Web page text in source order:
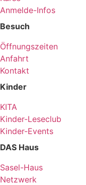
Anmelde-Infos
Besuch
Öffnungszeiten
Anfahrt
Kontakt
Kinder
KITA
Kinder-Leseclub
Kinder-Events
DAS Haus
Sasel-Haus
Netzwerk